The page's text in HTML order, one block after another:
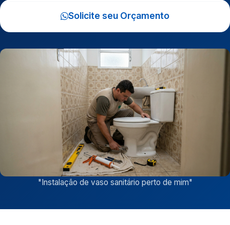
Solicite seu Orçamento
"Instalação de vaso sanitário perto de mim"